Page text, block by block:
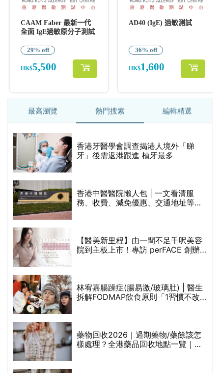
最高瀏覽 熱門搜索 編輯精選
香港牙醫學會調查揭港人境外「睇
牙」後需返港跟進 植牙最多
香港中醫醫院懶人包 | 一文看清服
務、收費、減免優惠、交通地址等
【醫美新里程】由一間不足千呎美容
院到主板上市！專訪 perFACE 創辦
林宥嘉腸躁症(腸易激/玻璃肚) | 醫生
拆解FODMAP飲食原則「1習慣不改
藥物回收2026｜過期藥物/藥餘該怎
樣處理？全港藥品回收地點一覽｜屈